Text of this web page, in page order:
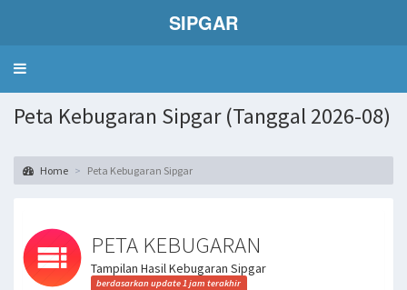
SIPGAR
Toggle
Peta Kebugaran Sipgar (Tanggal 2026-08)
Home Peta Kebugaran Sipgar
PETA KEBUGARAN
Tampilan Hasil Kebugaran Sipgar
berdasarkan update 1 jam terakhir